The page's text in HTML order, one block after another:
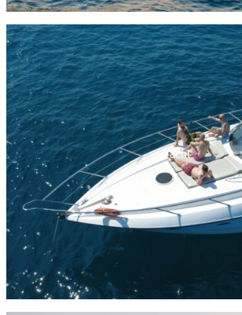
Yacht